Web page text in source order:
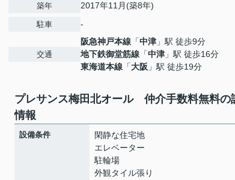
築年 2017年11月(築8年)
駐車 -
交通
阪急神戸本線 「中津 」駅 徒歩9分
地下鉄御堂筋線 「中津 」駅 徒歩16分
東海道本線 「大阪 」駅 徒歩19分
プレサンス梅田北オール 仲介手数料無料の
情報
設備条件
閑静な住宅地
エレベーター
駐輪場
外観タイル張り